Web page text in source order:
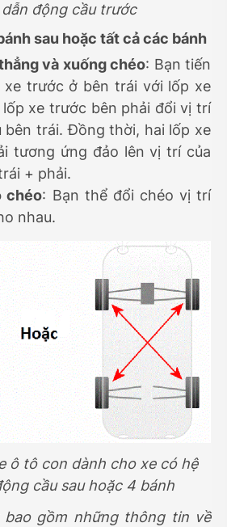
động cầu trước
sau hoặc tất cả các bánh
và xuống chéo: Bạn tiến
xe trước ở bên trái với lốp xe
lốp xe trước bên phải đổi vị trí
bên trái. Đồng thời, hai lốp xe
tương ứng đảo lên vị trí của
+ phải.
chéo: Bạn thể đổi chéo vị trí
nhau.
ô tô con dành cho xe có hệ
cầu sau hoặc 4 bánh
bao gồm những thông tin về